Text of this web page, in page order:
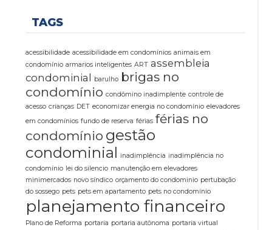
TAGS
acessibilidade acessibilidade em condomínios animais em
condomínio armarios inteligentes ART assembleia
condominial
barulho brigas no
condomínio condômino inadimplente controle de
acesso crianças DET economizar energia no condomínio elevadores
em condomínios fundo de reserva férias férias no
condomínio gestão
condominial inadimplência inadimplência no
condomínio lei do silencio manutenção em elevadores
minimercados novo síndico orçamento do condominio pertubação
do sossego pets pets em apartamento pets no condomínio
planejamento financeiro
Plano de Reforma portaria portaria autônoma portaria virtual